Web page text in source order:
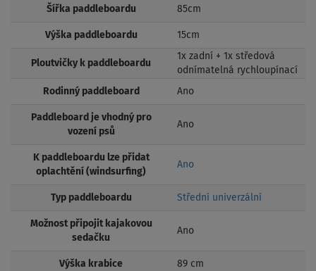
Šířka paddleboardu 85cm
Výška paddleboardu 15cm
Ploutvičky k paddleboardu
1x zadní + 1x středová
odnímatelná rychloupínací
Rodinný paddleboard Ano
Paddleboard je vhodný pro
vození psů
Ano
K paddleboardu lze přidat
oplachtění (windsurfing)
Ano
Typ paddleboardu Střední univerzální
Možnost připojit kajakovou
sedačku
Ano
Výška krabice 89 cm